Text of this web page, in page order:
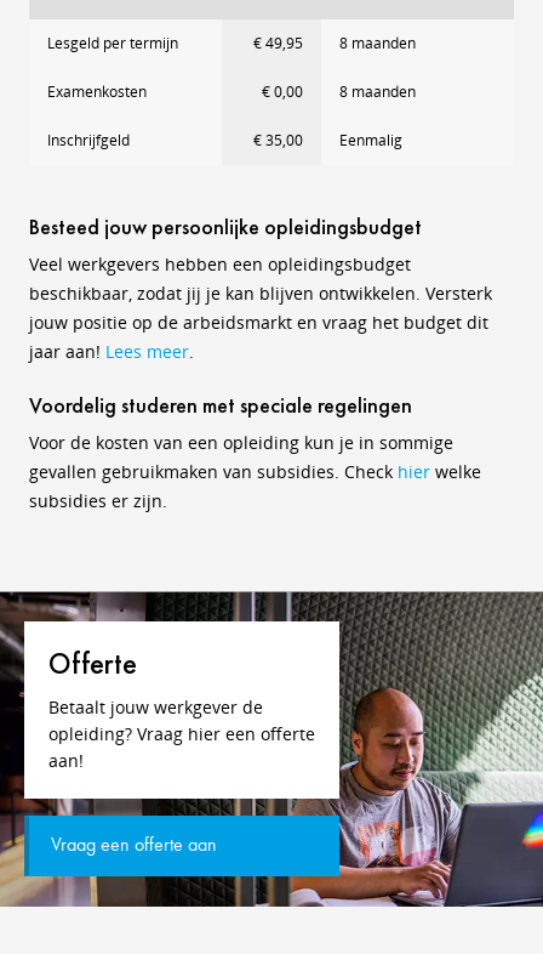
Lesgeld per termijn € 49,95 8 maanden
Examenkosten € 0,00 8 maanden
Inschrijfgeld € 35,00 Eenmalig
Besteed jouw persoonlijke opleidingsbudget
Veel werkgevers hebben een opleidingsbudget
beschikbaar, zodat jij je kan blijven ontwikkelen. Versterk
jouw positie op de arbeidsmarkt en vraag het budget dit
jaar aan! Lees meer.
Voordelig studeren met speciale regelingen
Voor de kosten van een opleiding kun je in sommige
gevallen gebruikmaken van subsidies. Check hier welke
subsidies er zijn.
Offerte
Betaalt jouw werkgever de
opleiding? Vraag hier een offerte
aan!
Vraag een offerte aan